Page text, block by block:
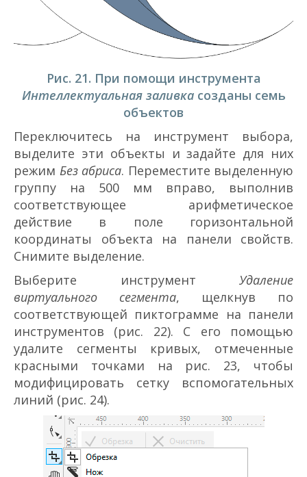
Рис. 21. При помощи инструмента
Интеллектуальная заливкасозданы семь
объектов
Переключитесь на инструмент выбора,
выделите эти объекты и задайте для них
режим Без абриса. Переместите выделенную
группу на 500 мм вправо, выполнив
соответствующее арифметическое
действие в поле горизонтальной
координаты объекта на панели свойств.
Снимите выделение.
Выберите инструмент Удаление
виртуального сегмента, щелкнув по
соответствующей пиктограмме на панели
инструментов (рис. 22). С его помощью
удалите сегменты кривых, отмеченные
красными точками на рис. 23, чтобы
модифицировать сетку вспомогательных
линий (рис. 24).